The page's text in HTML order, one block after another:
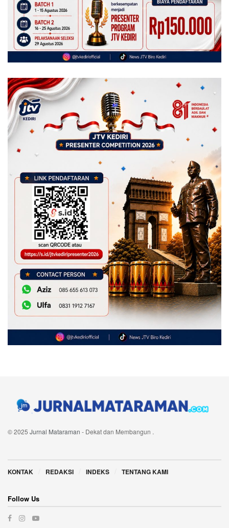
© 2025 Jurnal Mataraman - Dekat dan Membangun .
KONTAK REDAKSI INDEKS TENTANG KAMI
Follow Us